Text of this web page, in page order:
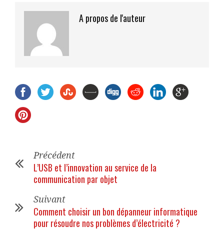
A propos de l'auteur
Précédent
L’USB et l’innovation au service de la
communication par objet
Suivant
Comment choisir un bon dépanneur informatique
pour résoudre nos problèmes d’électricité ?